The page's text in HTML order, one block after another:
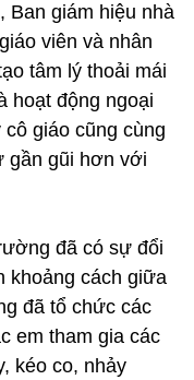
Ban giám hiệu nhà
viên và nhân
tâm lý thoải mái
hoạt động ngoại
giáo cũng cùng
gần gũi hơn với
đã có sự đổi
khoảng cách giữa
đã tổ chức các
em tham gia các
kéo co, nhảy